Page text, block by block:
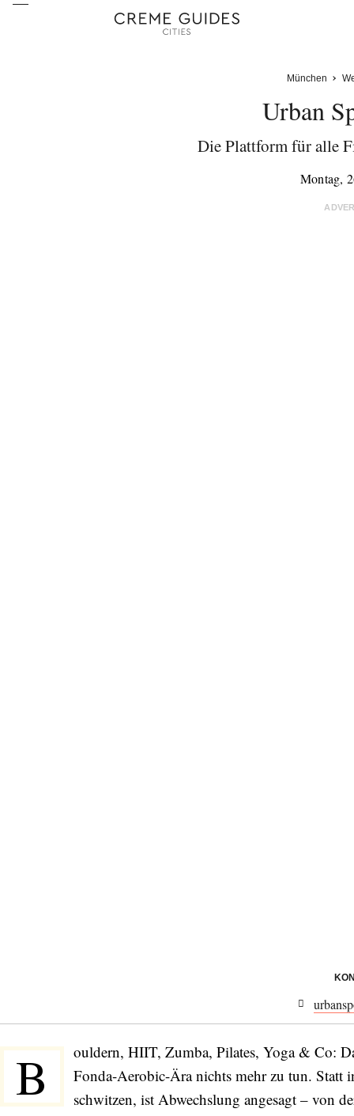
München
Urban
Die Plattform für alle
Montag,
B
ouldern, HIIT, Zumba, Pilates, Yoga & Co:
Fonda-Aerobic-Ära nichts mehr zu tun. Statt
schwitzen, ist Abwechslung angesagt – von